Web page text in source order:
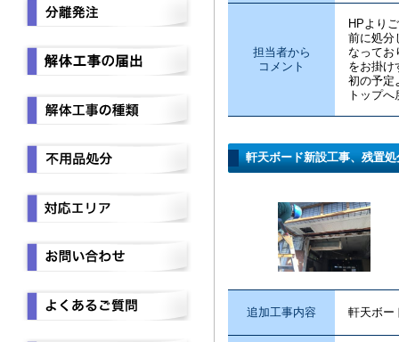
担当者から
コメント
HPより
前に処分
なってお
をお掛け
初の予定
トップ
軒天ボード新設工事、残置処
追加工事内容 軒天ボー